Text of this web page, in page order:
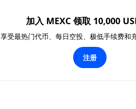
加入 MEXC 领取 10,000
享受最热门代币、每日空投、极低手续费和
注册